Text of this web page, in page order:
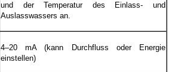
und der Temperatur des Einlass- und
Auslasswassers an.
4–20 mA (kann Durchfluss oder Energie
einstellen)